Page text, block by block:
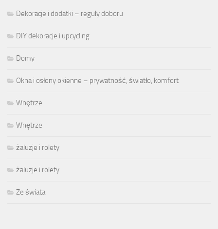
Dekoracje i dodatki – reguły doboru
DIY dekoracje i upcycling
Domy
Okna i osłony okienne – prywatność, światło, komfort
Wnętrze
Wnętrze
żaluzje i rolety
żaluzje i rolety
Ze świata